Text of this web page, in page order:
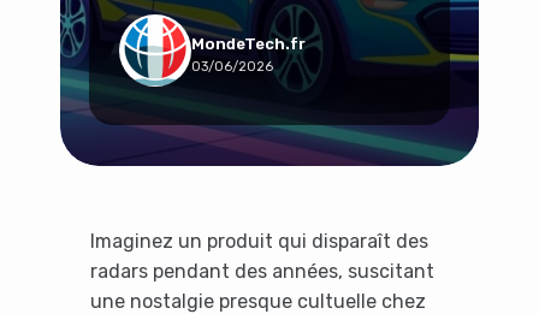
MondeTech.fr
03/06/2026
Imaginez un produit qui disparaît des
radars pendant des années, suscitant
une nostalgie presque cultuelle chez
Tech & Développement
Travail & Productivité
Voyage